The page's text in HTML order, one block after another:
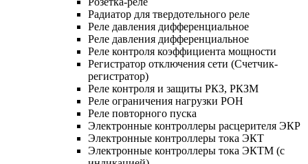
Радиатор для твердотельного реле
Реле давления дифференциальное
Реле давления дифференциальное
Реле контроля коэффициента мощности
Регистратор отключения сети (Счетчик-
регистратор)
Реле контроля и защиты РКЗ, РКЗМ
Реле ограничения нагрузки РОН
Реле повторного пуска
Электронные контроллеры расцерителя ЭКР
Электронные контроллеры тока ЭКТ
Электронные контроллеры тока ЭКТМ (с